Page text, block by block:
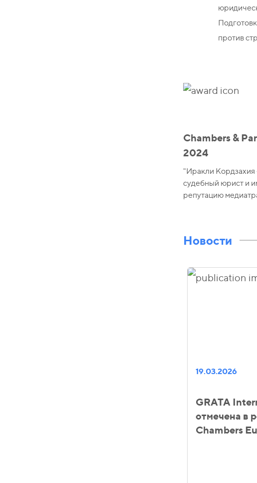
против
Chambers &
2024
"Иракли
судебный юрист и
репутацию
Новости
19.03.2026
GRATA
отмечена в
Chambers